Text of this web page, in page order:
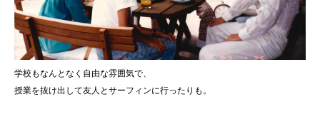
学校もなんとなく自由な雰囲気で、
授業を抜け出して友人とサーフィンに行ったりも。